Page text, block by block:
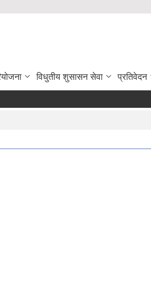
विधुतीय शुसासन सेवा प्रतिवेदन